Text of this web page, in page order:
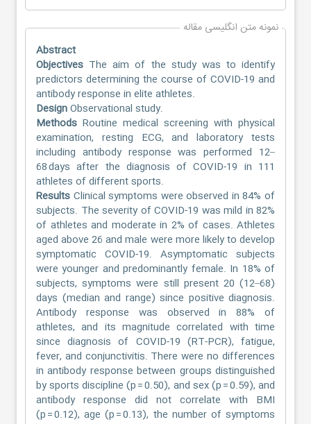
نمونه متن انگلیسی مقاله
Abstract
Objectives The aim of the study was to identify
predictors determining the course of COVID-19 and
antibody response in elite athletes.
DesignObservational study.
Methods Routine medical screening with physical
examination, resting ECG, and laboratory tests
including antibody response was performed 12–
68 days after the diagnosis of COVID-19 in 111
athletes of different sports.
Results Clinical symptoms were observed in 84% of
subjects. The severity of COVID-19 was mild in 82%
of athletes and moderate in 2% of cases. Athletes
aged above 26 and male were more likely to develop
symptomatic COVID-19. Asymptomatic subjects
were younger and predominantly female. In 18% of
subjects, symptoms were still present 20 (12–68)
days (median and range) since positive diagnosis.
Antibody response was observed in 88% of
athletes, and its magnitude correlated with time
since diagnosis of COVID-19 (RT-PCR), fatigue,
fever, and conjunctivitis. There were no differences
in antibody response between groups distinguished
by sports discipline (p = 0.50), and sex (p = 0.59), and
antibody response did not correlate with BMI
(p = 0.12), age (p = 0.13), the number of symptoms